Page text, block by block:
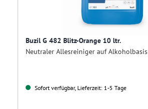
Buzil G 482 Blitz-Orange 10 ltr.
Neutraler Allesreiniger auf Alkoholbasis
Sofort verfügbar, Lieferzeit: 1-5 Tage